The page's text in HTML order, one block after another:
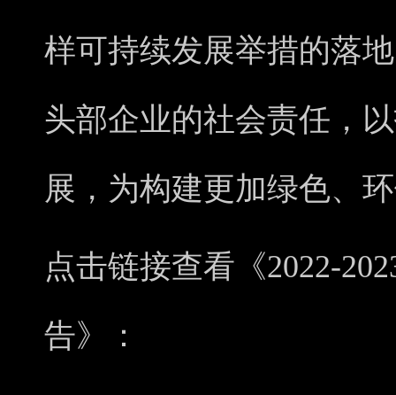
样可持续发展举措的落
头部企业的社会责任，
展，为构建更加绿色、
点击链接查看《2022-
告》：